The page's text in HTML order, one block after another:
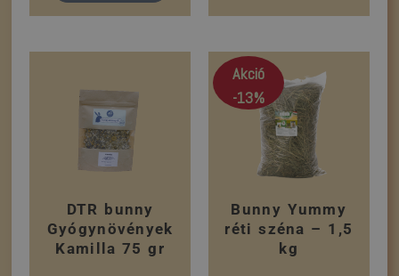
DTR bunny
Gyógynövények
Kamilla 75 gr
Akció
-13%
Bunny Yummy
réti széna – 1,5
kg